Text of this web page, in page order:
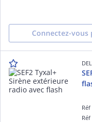
Connectez-
SEF2
Réf